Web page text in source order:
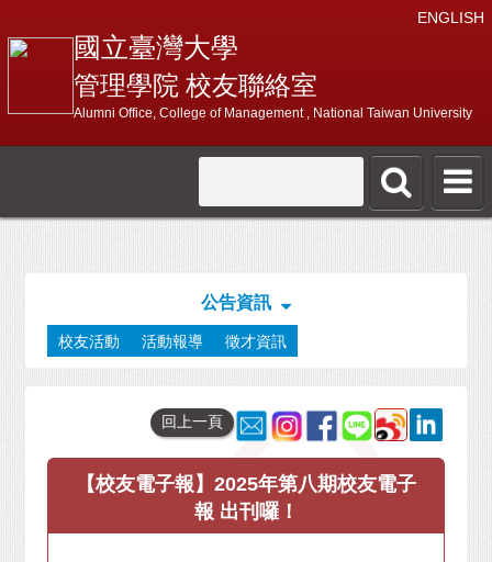
ENGLISH
國立臺灣大學
管理學院 校友聯絡室
Alumni Office, College of Management , National Taiwan University
公告資訊
校友活動 活動報導 徵才資訊
回上一頁
【校友電子報】2025年第八期校友電子
報 出刊囉！